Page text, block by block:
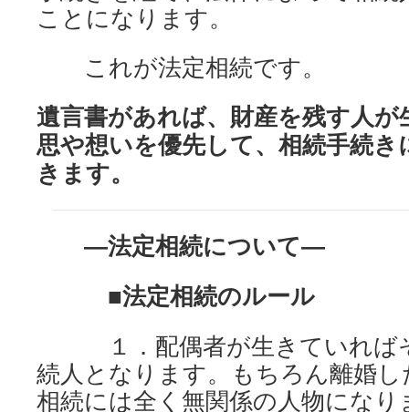
ことになります。
これが法定相続です。
遺言書があれば、財産を残す人
思や想いを優先して、相続手続
きます。
―法定相続について―
■法定相続のルール
１．配偶者が生きていれば
続人となります。もちろん離婚
相続には全く無関係の人物になり